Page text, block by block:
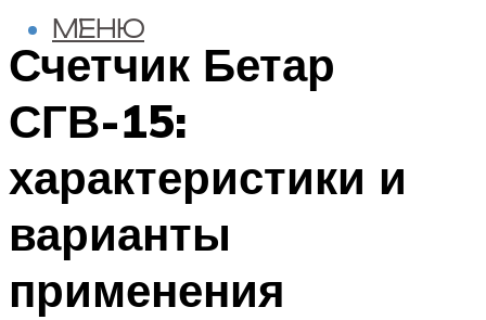
МЕНЮ
Счетчик Бетар
СГВ-15:
характеристики и
варианты
применения